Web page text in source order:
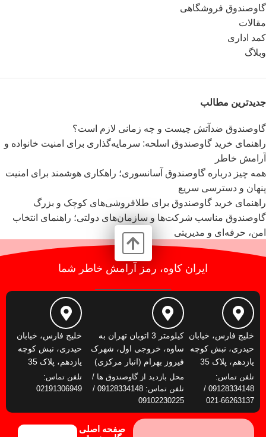
گاوصندوق فروشگاهی
مقالات
کمد اداری
وبلاگ
جدیدترین مطالب
گاوصندوق ضدآتش چیست و چه زمانی لازم است؟
راهنمای خرید گاوصندوق اسلحه: سرمایه‌گذاری برای امنیت خانواده و
آرامش خاطر
همه چیز درباره گاوصندوق آسانسوری؛ راهکاری هوشمند برای امنیت
پنهان و دسترسی سریع
راهنمای خرید گاوصندوق برای طلافروشی‌های کوچک و بزرگ
گاوصندوق مناسب شرکت‌ها و سازمان‌های دولتی؛ راهنمای انتخاب
امن، حرفه‌ای و مدیریتی
ایران کاوه، رمز آرامش خاطر شما
خلیج فارس، خیابان
حیدری، نبش کوچه
یازدهم، پلاک 35
تلفن تماس:
09128334148 /
66263137-021
کیلومتر 3 اتوبان تهران به
ساوه، خروجی اول، شهرک
فیروز بهرام (انبار مرکزی)
محل بازدید از گاوصندوق ها /
تلفن تماس: 09128334148 /
09102230225
خلیج فارس، خیابان
حیدری، نبش کوچه
یازدهم، پلاک 35
تلفن تماس:
02191306949
صفحه اصلی